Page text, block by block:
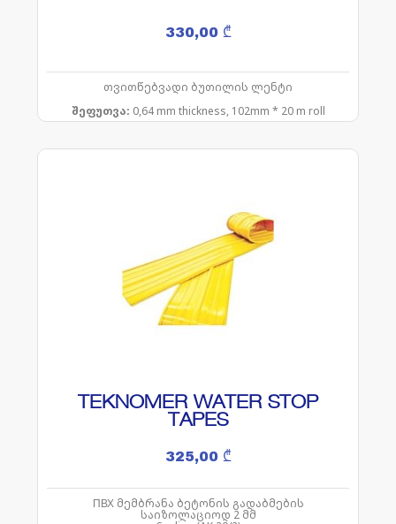
330,00 ₾
თვითწებვადი ბუთილის ლენტი
შეფუთვა: 0,64 mm thickness, 102mm * 20 m roll
TEKNOMER WATER STOP
TAPES
325,00 ₾
ПВХ მემბრანა ბეტონის გადაბმების
საიზოლაციოდ 2 მმ